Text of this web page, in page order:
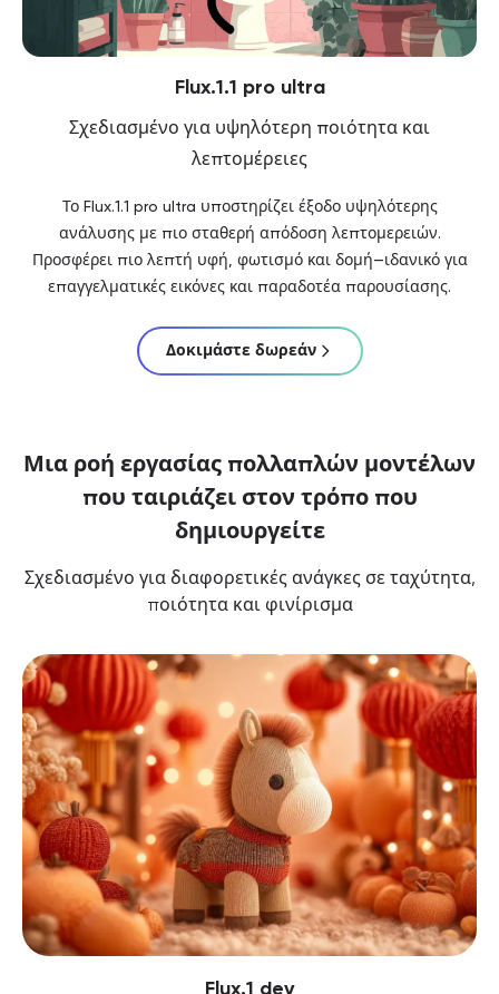
Flux.1.1 pro ultra
Σχεδιασμένο για υψηλότερη ποιότητα και
λεπτομέρειες
Το Flux.1.1 pro ultra υποστηρίζει έξοδο υψηλότερης
ανάλυσης με πιο σταθερή απόδοση λεπτομερειών.
Προσφέρει πιο λεπτή υφή, φωτισμό και δομή—ιδανικό για
επαγγελματικές εικόνες και παραδοτέα παρουσίασης.
Δοκιμάστε δωρεάν
Μια ροή εργασίας πολλαπλών μοντέλων
που ταιριάζει στον τρόπο που
δημιουργείτε
Σχεδιασμένο για διαφορετικές ανάγκες σε ταχύτητα,
ποιότητα και φινίρισμα
Flux.1 dev